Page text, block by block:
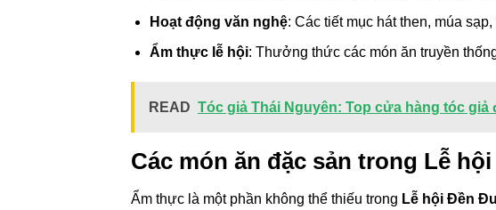
Hoạt động văn nghệ: Các tiết mục hát then, múa
Ẩm thực lễ hội: Thưởng thức các món ăn truyền
READ Tóc giả Thái Nguyên: Top cửa hàng tóc giả
Các món ăn đặc sản trong Lễ hội
Ẩm thực là một phần không thể thiếu trong Lễ hội Đền